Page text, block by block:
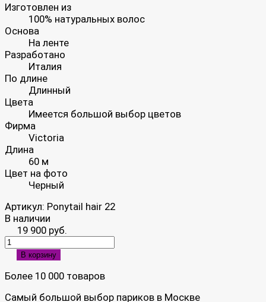
Изготовлен из
100% натуральных волос
Основа
На ленте
Разработано
Италия
По длине
Длинный
Цвета
Имеется большой выбор цветов
Фирма
Victoria
Длина
60 м
Цвет на фото
Черный
Артикул: Ponytail hair 22
В наличии
19 900 руб.
В корзину
Более 10 000 товаров
Самый большой выбор париков в Москве